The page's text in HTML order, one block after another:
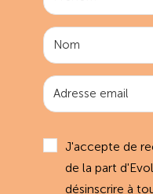
J'accepte de
de la part
désinscrire à